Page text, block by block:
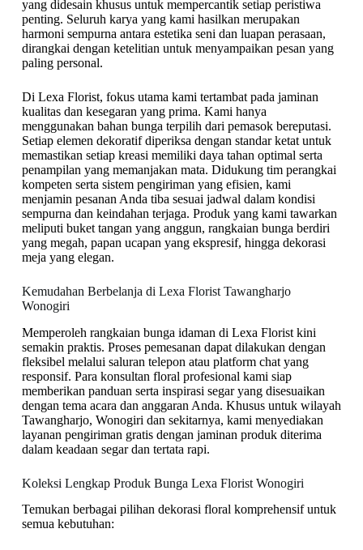
yang didesain khusus untuk mempercantik setiap peristiwa
penting. Seluruh karya yang kami hasilkan merupakan
harmoni sempurna antara estetika seni dan luapan perasaan,
dirangkai dengan ketelitian untuk menyampaikan pesan yang
paling personal.
Di Lexa Florist, fokus utama kami tertambat pada jaminan
kualitas dan kesegaran yang prima. Kami hanya
menggunakan bahan bunga terpilih dari pemasok bereputasi.
Setiap elemen dekoratif diperiksa dengan standar ketat untuk
memastikan setiap kreasi memiliki daya tahan optimal serta
penampilan yang memanjakan mata. Didukung tim perangkai
kompeten serta sistem pengiriman yang efisien, kami
menjamin pesanan Anda tiba sesuai jadwal dalam kondisi
sempurna dan keindahan terjaga. Produk yang kami tawarkan
meliputi buket tangan yang anggun, rangkaian bunga berdiri
yang megah, papan ucapan yang ekspresif, hingga dekorasi
meja yang elegan.
Kemudahan Berbelanja di Lexa Florist Tawangharjo
Wonogiri
Memperoleh rangkaian bunga idaman di Lexa Florist kini
semakin praktis. Proses pemesanan dapat dilakukan dengan
fleksibel melalui saluran telepon atau platform chat yang
responsif. Para konsultan floral profesional kami siap
memberikan panduan serta inspirasi segar yang disesuaikan
dengan tema acara dan anggaran Anda. Khusus untuk wilayah
Tawangharjo, Wonogiri dan sekitarnya, kami menyediakan
layanan pengiriman gratis dengan jaminan produk diterima
dalam keadaan segar dan tertata rapi.
Koleksi Lengkap Produk Bunga Lexa Florist Wonogiri
Temukan berbagai pilihan dekorasi floral komprehensif untuk
semua kebutuhan: